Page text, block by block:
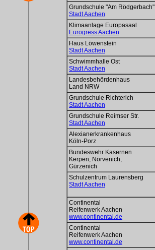
Grundschule "Am Rödgerbach"
Stadt Aachen
Klimaanlage Europasaal
Eurogress Aachen
Haus Löwenstein
Stadt Aachen
Schwimmhalle Ost
Stadt Aachen
Landesbehördenhaus
Land NRW
Grundschule Richterich
Stadt Aachen
Grundschule Reimser Str.
Stadt Aachen
Alexianerkrankenhaus
Köln-Porz
Bundeswehr Kasernen
Kerpen, Nörvenich,
Gürzenich
Schulzentrum Laurensberg
Stadt Aachen
Continental
Reifenwerk Aachen
www.continental.de
Continental
Reifenwerk Aachen
www.continental.de